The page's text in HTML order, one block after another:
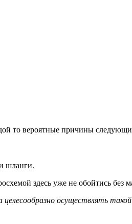
то вероятные причины
шланги.
здесь уже не обойтись без
осуществлять